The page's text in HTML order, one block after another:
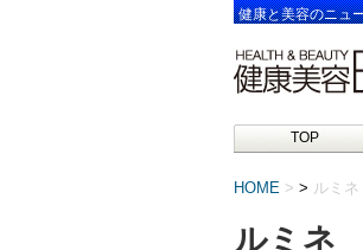
健康と美容のニュ
TOP
HOME > ルミネ
ルミネ